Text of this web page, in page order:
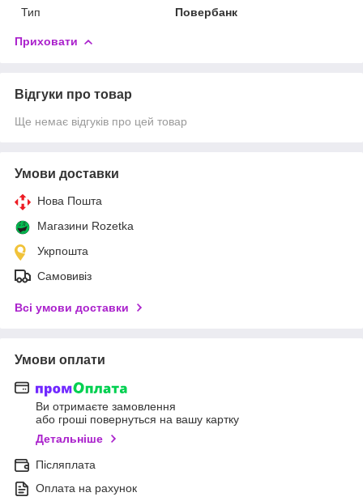
Тип
Повербанк
Приховати
Відгуки про товар
Ще немає відгуків про цей товар
Умови доставки
Нова Пошта
Магазини Rozetka
Укрпошта
Самовивіз
Всі умови доставки
Умови оплати
Ви отримаєте замовлення
або гроші повернуться на вашу картку
Детальніше
Післяплата
Оплата на рахунок